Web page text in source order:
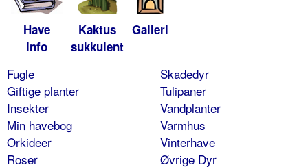
Have
info
Kaktus
sukkulent
Galleri
Fugle
Giftige planter
Insekter
Min havebog
Orkideer
Roser
Skadedyr
Tulipaner
Vandplanter
Varmhus
Vinterhave
Øvrige Dyr